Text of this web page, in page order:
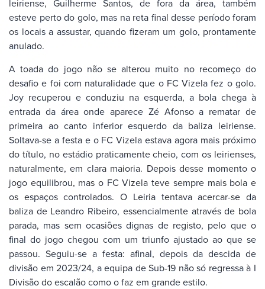
leiriense, Guilherme Santos, de fora da área, também
esteve perto do golo, mas na reta final desse período foram
os locais a assustar, quando fizeram um golo, prontamente
anulado.
A toada do jogo não se alterou muito no recomeço do
desafio e foi com naturalidade que o FC Vizela fez o golo.
Joy recuperou e conduziu na esquerda, a bola chega à
entrada da área onde aparece Zé Afonso a rematar de
primeira ao canto inferior esquerdo da baliza leiriense.
Soltava-se a festa e o FC Vizela estava agora mais próximo
do título, no estádio praticamente cheio, com os leirienses,
naturalmente, em clara maioria. Depois desse momento o
jogo equilibrou, mas o FC Vizela teve sempre mais bola e
os espaços controlados. O Leiria tentava acercar-se da
baliza de Leandro Ribeiro, essencialmente através de bola
parada, mas sem ocasiões dignas de registo, pelo que o
final do jogo chegou com um triunfo ajustado ao que se
passou. Seguiu-se a festa: afinal, depois da descida de
divisão em 2023/24, a equipa de Sub-19 não só regressa à I
Divisão do escalão como o faz em grande estilo.